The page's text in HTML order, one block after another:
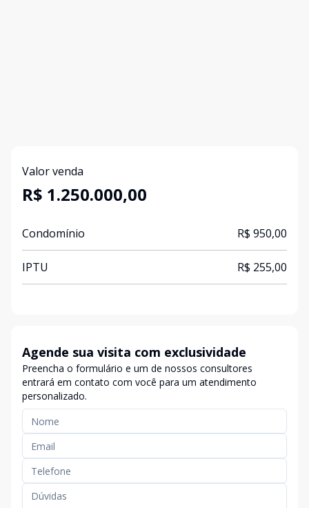
Valor venda
R$ 1.250.000,00
Condomínio R$ 950,00
IPTU R$ 255,00
Agende sua visita com exclusividade
Preencha o formulário e um de nossos consultores
entrará em contato com você para um atendimento
personalizado.